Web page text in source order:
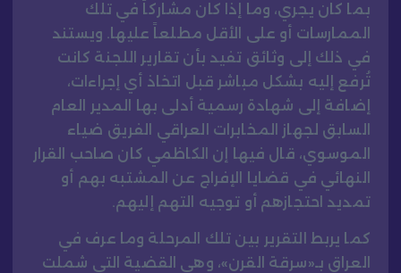
بما كان يجري، وما إذا كان مشاركاً في تلك
الممارسات أو على الأقل مطلعاً عليها. ويستند
في ذلك إلى وثائق تفيد بأن تقارير اللجنة كانت
تُرفع إليه بشكل مباشر قبل اتخاذ أي إجراءات،
إضافة إلى شهادة رسمية أدلى بها المدير العام
السابق لجهاز المخابرات العراقي الفريق ضياء
الموسوي، قال فيها إن الكاظمي كان صاحب القرار
النهائي في قضايا الإفراج عن المشتبه بهم أو
تمديد احتجازهم أو توجيه التهم إليهم.
كما يربط التقرير بين تلك المرحلة وما عرف في
العراق بـ«سرقة القرن»، وهي القضية التي شملت